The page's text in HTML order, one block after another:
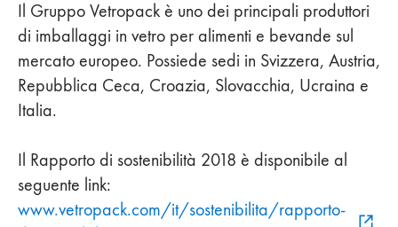
Il Gruppo Vetropack è uno dei principali produttori
di imballaggi in vetro per alimenti e bevande sul
mercato europeo. Possiede sedi in Svizzera, Austria,
Repubblica Ceca, Croazia, Slovacchia, Ucraina e
Italia.
Il Rapporto di sostenibilità 2018 è disponibile al
seguente link:
www.vetropack.com/it/sostenibilita/rapporto-